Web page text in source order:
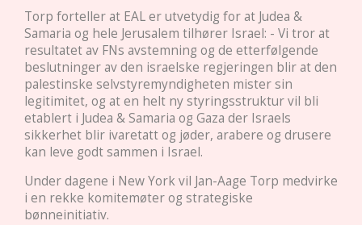
Torp forteller at EAL er utvetydig for at Judea &
Samaria og hele Jerusalem tilhører Israel: - Vi tror at
resultatet av FNs avstemning og de etterfølgende
beslutninger av den israelske regjeringen blir at den
palestinske selvstyremyndigheten mister sin
legitimitet, og at en helt ny styringsstruktur vil bli
etablert i Judea & Samaria og Gaza der Israels
sikkerhet blir ivaretatt og jøder, arabere og drusere
kan leve godt sammen i Israel.
Under dagene i New York vil Jan-Aage Torp medvirke
i en rekke komitemøter og strategiske
bønneinitiativ.